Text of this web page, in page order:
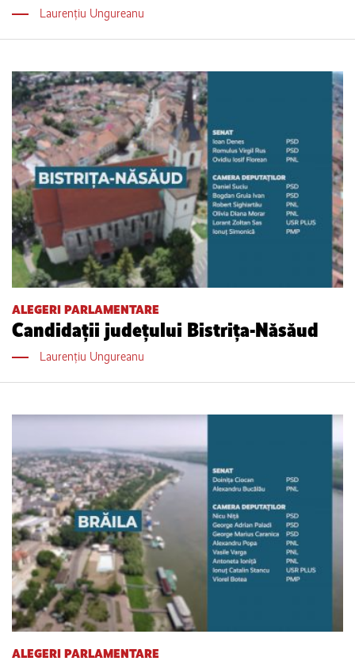
Laurențiu Ungureanu
ALEGERI PARLAMENTARE
Candidații județului Bistrița-Năsăud
Laurențiu Ungureanu
ALEGERI PARLAMENTARE